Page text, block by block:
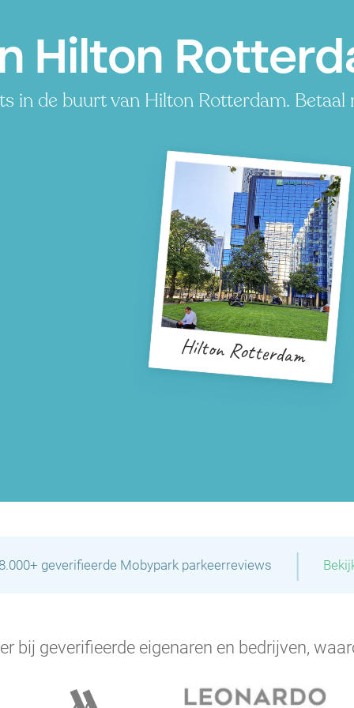
Hilton
in de buurt van Hilton Rotterdam. Betaal
Hilton Rotterdam
geverifieerde Mobypark parkeerreviews |
bij geverifieerde eigenaren en bedrijven,